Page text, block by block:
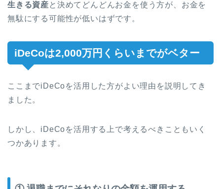
生きる資産 と決めてどんどんお金を使う方が、お金を
無駄にする可能性が低いはずです。
iDeCoは2,000万円くらいまでがベター
ここまでiDeCoを活用した方がよい理由を説明してき
ました。
しかし、iDeCoを活用する上で考えるべきこともいく
つかあります。